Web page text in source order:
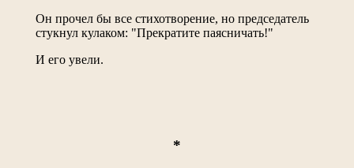
Он прочел бы все стихотворение, но председатель
стукнул кулаком: "Прекратите паясничать!"
И его увели.
*